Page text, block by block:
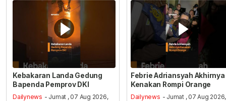
Kebakaran Landa Gedung
Bapenda Pemprov DKI
Dailynews - Jumat , 07 Aug 2026,
Febrie Adriansyah Akhirnya
Kenakan Rompi Orange
Dailynews - Jumat , 07 Aug 2026,